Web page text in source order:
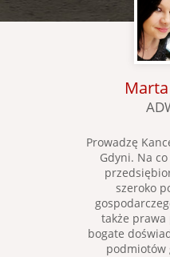
Prowadzę
Gdyni. Na
szeroko
także prawa
bogate
podmiotów